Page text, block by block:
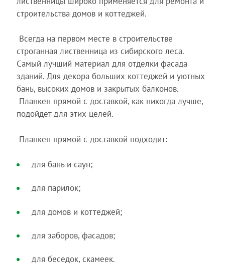
строительства домов и коттеджей.
Всегда на первом месте в строительстве
строганная лиственница из сибирского леса.
Самый лучший материал для отделки фасада
зданий. Для декора больших коттеджей и уютных
бань, высоких домов и закрытых балконов.
Планкен прямой с доставкой, как никогда лучше,
подойдет для этих целей.
Планкен прямой с доставкой подходит:
для бань и саун;
для парилок;
для домов и коттеджей;
для заборов, фасадов;
для беседок, скамеек.